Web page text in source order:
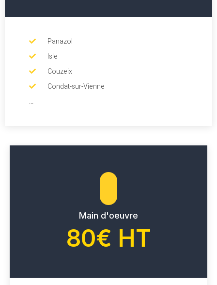
Panazol
Isle
Couzeix
Condat-sur-Vienne
...
Main d'oeuvre
80€ HT